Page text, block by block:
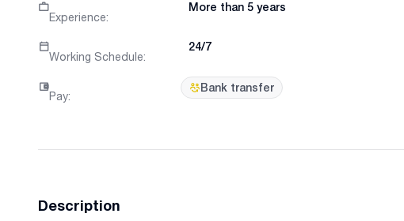
Experience:
More than 5 years
Working Schedule:
24/7
Pay:
Bank transfer
Description